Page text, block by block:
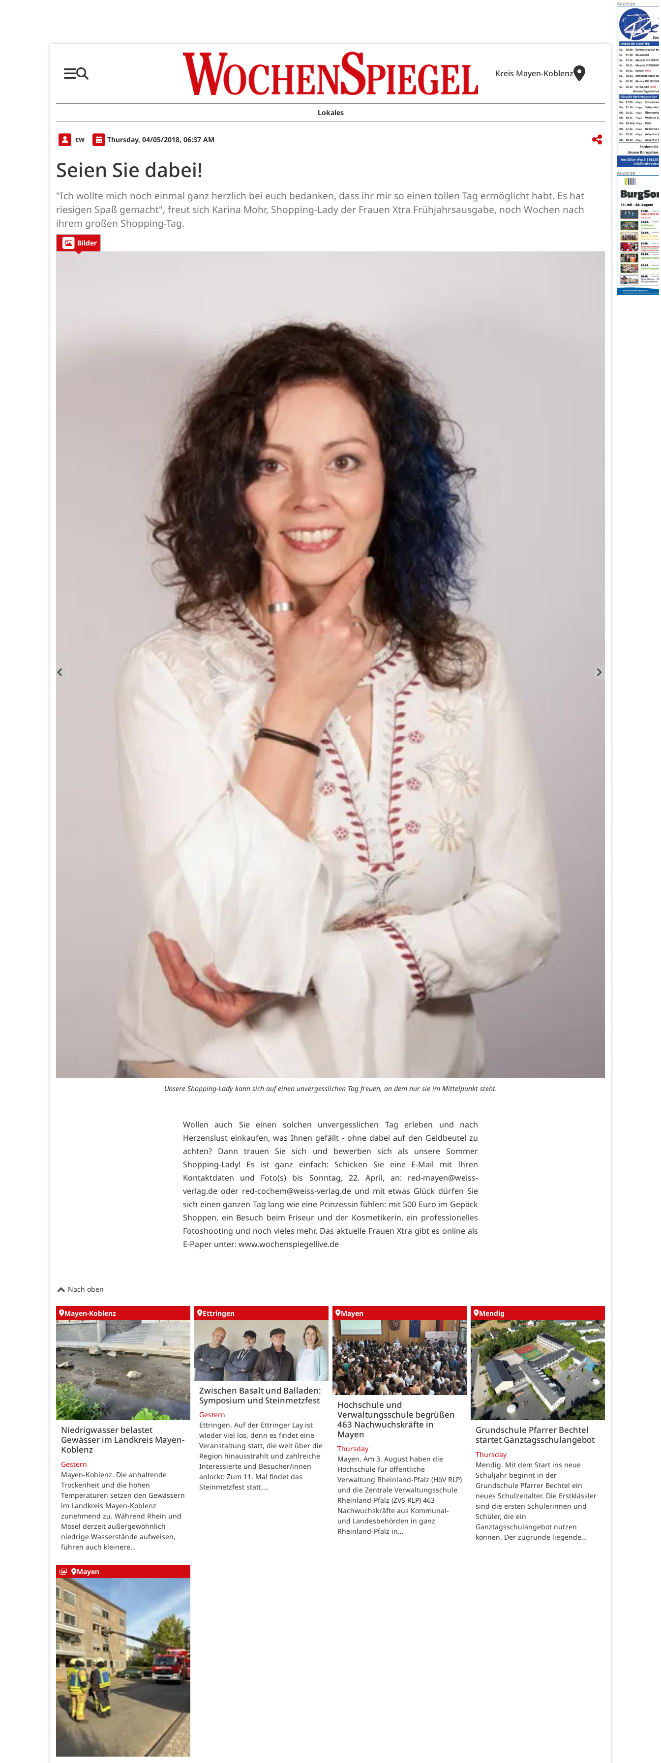
Kreis Mayen-Koblenz
Lokales
cw Thursday, 04/05/2018, 06:37 AM
Seien Sie dabei!
"Ich wollte mich noch einmal ganz herzlich bei euch bedanken, dass ihr mir so einen tollen Tag ermöglicht habt. Es hat
riesigen Spaß gemacht", freut sich Karina Mohr, Shopping-Lady der Frauen Xtra Frühjahrsausgabe, noch Wochen nach
ihrem großen Shopping-Tag.
Bilder
Unsere Shopping-Lady kann sich auf einen unvergesslichen Tag freuen, an dem nur sie im Mittelpunkt steht.
Wollen auch Sie einen solchen unvergesslichen Tag erleben und nach
Herzenslust einkaufen, was Ihnen gefällt - ohne dabei auf den Geldbeutel zu
achten? Dann trauen Sie sich und bewerben sich als unsere Sommer
Shopping-Lady! Es ist ganz einfach: Schicken Sie eine E-Mail mit Ihren
Kontaktdaten und Foto(s) bis Sonntag, 22. April, an: red-mayen@weiss-
verlag.de oder red-cochem@weiss-verlag.de und mit etwas Glück dürfen Sie
sich einen ganzen Tag lang wie eine Prinzessin fühlen: mit 500 Euro im Gepäck
Shoppen, ein Besuch beim Friseur und der Kosmetikerin, ein professionelles
Fotoshooting und noch vieles mehr. Das aktuelle Frauen Xtra gibt es online als
E-Paper unter: www.wochenspiegellive.de
Nach oben
Mayen-Koblenz
Niedrigwasser belastet
Gewässer im Landkreis Mayen-
Koblenz
Gestern
Mayen-Koblenz. Die anhaltende
Trockenheit und die hohen
Temperaturen setzen den Gewässern
im Landkreis Mayen-Koblenz
zunehmend zu. Während Rhein und
Mosel derzeit außergewöhnlich
niedrige Wasserstände aufweisen,
führen auch kleinere…
Ettringen
Zwischen Basalt und Balladen:
Symposium und Steinmetzfest
Gestern
Ettringen. Auf der Ettringer Lay ist
wieder viel los, denn es findet eine
Veranstaltung statt, die weit über die
Region hinausstrahlt und zahlreiche
Interessierte und Besucher/innen
anlockt: Zum 11. Mal findet das
Steinmetzfest statt,…
Mayen
Hochschule und
Verwaltungsschule begrüßen
463 Nachwuchskräfte in
Mayen
Thursday
Mayen. Am 3. August haben die
Hochschule für öffentliche
Verwaltung Rheinland-Pfalz (HöV RLP)
und die Zentrale Verwaltungsschule
Rheinland-Pfalz (ZVS RLP) 463
Nachwuchskräfte aus Kommunal-
und Landesbehörden in ganz
Rheinland-Pfalz in…
Mendig
Grundschule Pfarrer Bechtel
startet Ganztagsschulangebot
Thursday
Mendig. Mit dem Start ins neue
Schuljahr beginnt in der
Grundschule Pfarrer Bechtel ein
neues Schulzeitalter. Die Erstklässler
sind die ersten Schülerinnen und
Schüler, die ein
Ganztagsschulangebot nutzen
können. Der zugrunde liegende…
Mayen